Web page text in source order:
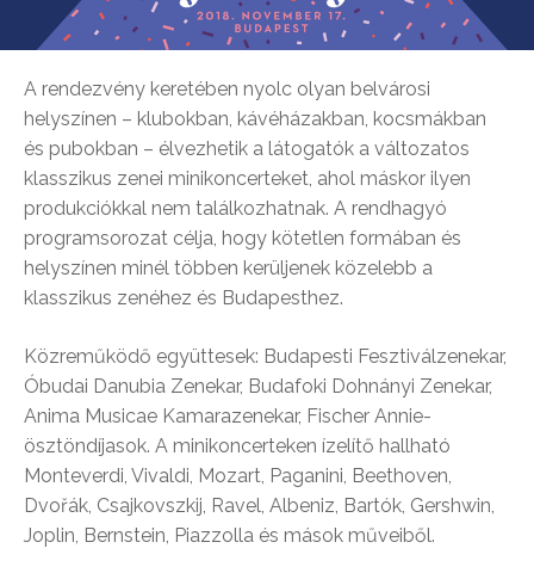
A rendezvény keretében nyolc olyan belvárosi
helyszínen – klubokban, kávéházakban, kocsmákban
és pubokban – élvezhetik a látogatók a változatos
klasszikus zenei minikoncerteket, ahol máskor ilyen
produkciókkal nem találkozhatnak. A rendhagyó
programsorozat célja, hogy kötetlen formában és
helyszínen minél többen kerüljenek közelebb a
klasszikus zenéhez és Budapesthez.
Közreműködő együttesek: Budapesti Fesztiválzenekar,
Óbudai Danubia Zenekar, Budafoki Dohnányi Zenekar,
Anima Musicae Kamarazenekar, Fischer Annie-
ösztöndíjasok. A minikoncerteken ízelítő hallható
Monteverdi, Vivaldi, Mozart, Paganini, Beethoven,
Dvořák, Csajkovszkij, Ravel, Albeniz, Bartók, Gershwin,
Joplin, Bernstein, Piazzolla és mások műveiből.